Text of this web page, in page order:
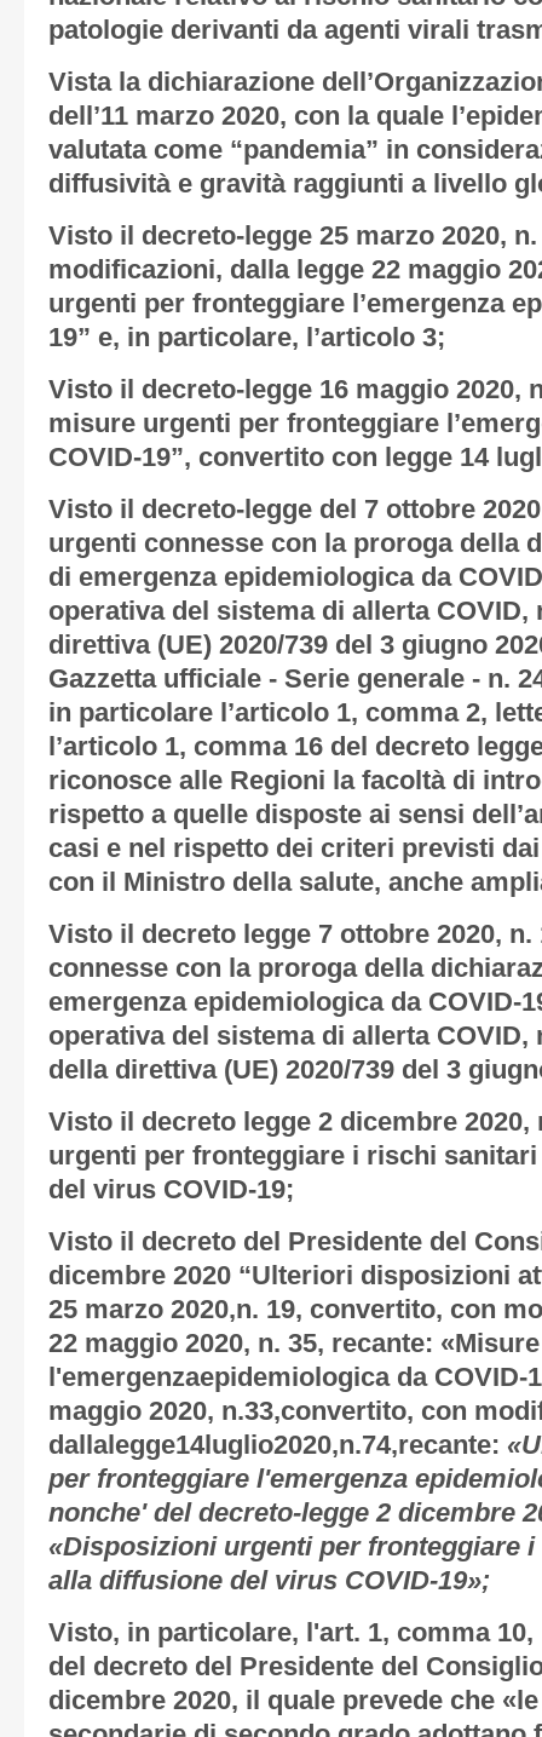
patologie derivanti da agenti virali
Vista la dichiarazione
dell’11 marzo 2020, con la quale
valutata come “pandemia” in
diffusività e gravità raggiunti a livello
Visto il decreto-legge 25 marzo 2020,
modificazioni, dalla legge 22 maggio
urgenti per fronteggiare l’emergenza
19” e, in particolare, l’articolo 3;
Visto il decreto-legge 16 maggio 2020,
misure urgenti per fronteggiare
COVID-19”, convertito con legge 14
Visto il decreto-legge del 7 ottobre
urgenti connesse con la proroga della
di emergenza epidemiologica da
operativa del sistema di allerta COVID,
direttiva (UE) 2020/739 del 3 giugno
Gazzetta ufficiale - Serie generale - n.
in particolare l’articolo 1, comma 2,
l’articolo 1, comma 16 del decreto
riconosce alle Regioni la facoltà di
rispetto a quelle disposte ai sensi
casi e nel rispetto dei criteri previsti
con il Ministro della salute, anche
Visto il decreto legge 7 ottobre 2020,
connesse con la proroga della
emergenza epidemiologica da COVID-
operativa del sistema di allerta COVID,
della direttiva (UE) 2020/739 del 3
Visto il decreto legge 2 dicembre 2020,
urgenti per fronteggiare i rischi
del virus COVID-19;
Visto il decreto del Presidente del
dicembre 2020 “Ulteriori disposizioni
25 marzo 2020,n. 19, convertito, con
22 maggio 2020, n. 35, recante:
l'emergenzaepidemiologica da COVID-
maggio 2020, n.33,convertito, con
dallalegge14luglio2020,n.74,recante:
per fronteggiare l'emergenza
nonche' del decreto-legge 2 dicembre
«Disposizioni urgenti per fronteggiare
alla diffusione del virus COVID-19»;
Visto, in particolare, l'art. 1, comma
del decreto del Presidente del
dicembre 2020, il quale prevede che